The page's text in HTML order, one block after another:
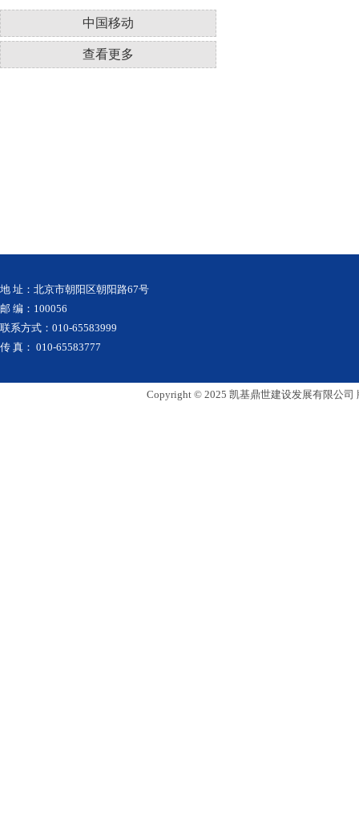
中国移动
查看更多
地 址：北京市朝阳区朝阳路67号
邮 编：100056
联系方式：010-65583999
传 真： 010-65583777
Copyright © 2025 凯基鼎世建设发展有限公司